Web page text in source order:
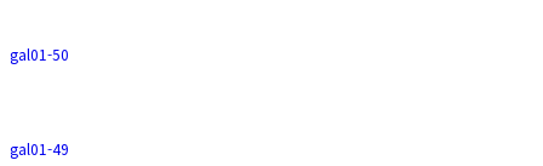
gal01-50
gal01-49